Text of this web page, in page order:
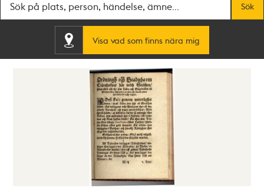
Sök
Visa vad som finns nära mig